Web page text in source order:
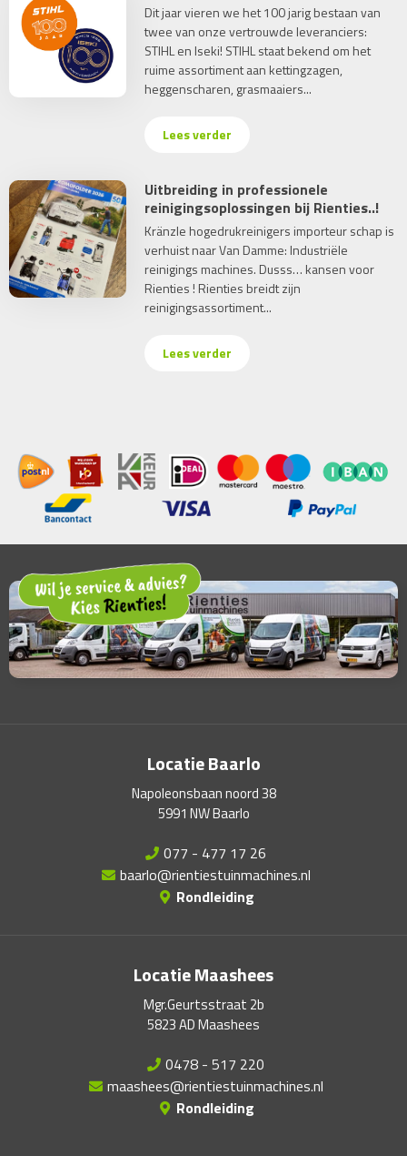
Dit jaar vieren we het 100 jarig bestaan van
twee van onze vertrouwde leveranciers:
STIHL en Iseki! STIHL staat bekend om het
ruime assortiment aan kettingzagen,
heggenscharen, grasmaaiers...
Lees verder
Uitbreiding in professionele
reinigingsoplossingen bij Rienties..!
Kränzle hogedrukreinigers importeur schap is
verhuist naar Van Damme: Industriële
reinigings machines. Dusss… kansen voor
Rienties ! Rienties breidt zijn
reinigingsassortiment...
Lees verder
Locatie Baarlo
Napoleonsbaan noord 38
5991 NW Baarlo
077 - 477 17 26
baarlo@rientiestuinmachines.nl
Rondleiding
Locatie Maashees
Mgr.Geurtsstraat 2b
5823 AD Maashees
0478 - 517 220
maashees@rientiestuinmachines.nl
Rondleiding